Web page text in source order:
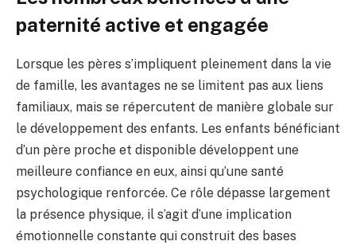
paternité active et engagée
Lorsque les pères s’impliquent pleinement dans la vie
de famille, les avantages ne se limitent pas aux liens
familiaux, mais se répercutent de manière globale sur
le développement des enfants. Les enfants bénéficiant
d’un père proche et disponible développent une
meilleure confiance en eux, ainsi qu’une santé
psychologique renforcée. Ce rôle dépasse largement
la présence physique, il s’agit d’une implication
émotionnelle constante qui construit des bases